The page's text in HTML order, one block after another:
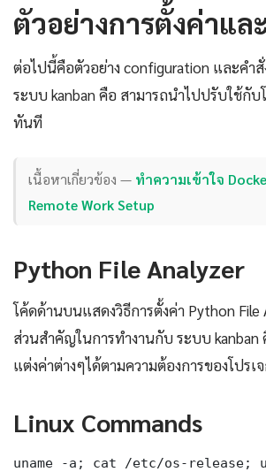
ตัวอย่างการตั้งค่าแล
ต่อไปนี้คือตัวอย่าง configuration และคำสั่
ระบบ kanban คือ สามารถนำไปปรับใช้กั
ทันที
เนื้อหาเกี่ยวข้อง — ทำความเข้าใจ
Remote Work Setup
Python File Analyzer
โค้ดด้านบนแสดงวิธีการตั้งค่า Python File
ส่วนสำคัญในการทำงานกับ ระบบ
แต่งค่าต่างๆได้ตามความต้องการของโปรเ
Linux Commands
uname -a; cat /etc/os-release;